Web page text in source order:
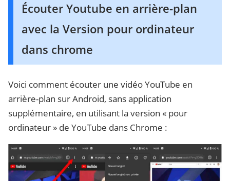
Écouter Youtube en arrière-plan
avec la Version pour ordinateur
dans chrome
Voici comment écouter une vidéo YouTube en
arrière-plan sur Android, sans application
supplémentaire, en utilisant la version « pour
ordinateur » de YouTube dans Chrome :